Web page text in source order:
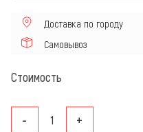
Доставка по городу
Самовывоз
Стоимость
- +